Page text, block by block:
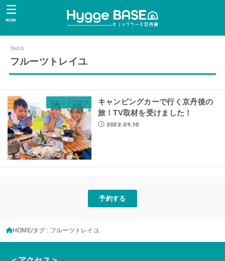
MENU
フルーツトレイユ
スタッフブログ
キャンピングカーで行く京丹後の
旅！TV取材を受けました！
2022.09.10
予約する
HOME タグ : フルーツトレイユ